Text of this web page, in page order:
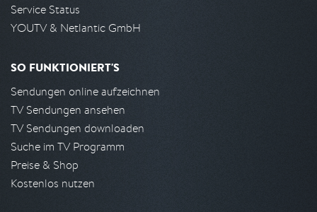
Service Status
YOUTV & Netlantic GmbH
SO FUNKTIONIERT'S
Sendungen online aufzeichnen
TV Sendungen ansehen
TV Sendungen downloaden
Suche im TV Programm
Preise & Shop
Kostenlos nutzen